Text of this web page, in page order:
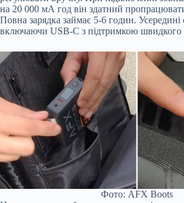
на 20 000 мА год він здатний
Повна зарядка займає 5-6 годин. Усередині
включаючи USB-C з підтримкою швидкого
Фото: AFX Boots